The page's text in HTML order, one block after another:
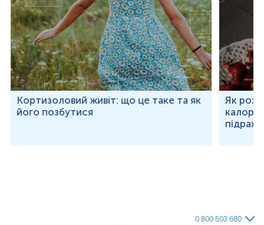
Кортизоловий живіт: що це таке та як
його позбутися
Як
0 800 503 680